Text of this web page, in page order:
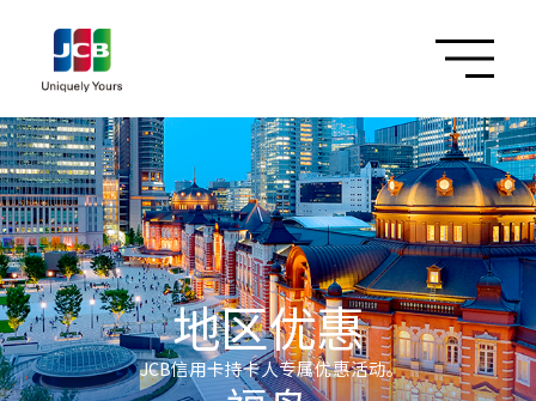
地区优惠
JCB信用卡持卡人专属优惠活动。